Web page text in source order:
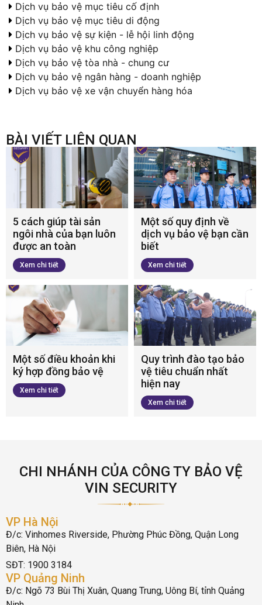
Dịch vụ bảo vệ mục tiêu cố định
Dịch vụ bảo vệ mục tiêu di động
Dịch vụ bảo vệ sự kiện - lễ hội linh động
Dịch vụ bảo vệ khu công nghiệp
Dịch vụ bảo vệ tòa nhà - chung cư
Dịch vụ bảo vệ ngân hàng - doanh nghiệp
Dịch vụ bảo vệ xe vận chuyển hàng hóa
BÀI VIẾT LIÊN QUAN
5 cách giúp tài sản
ngôi nhà của bạn luôn
được an toàn
Xem chi tiết
Một số quy định về
dịch vụ bảo vệ bạn cần
biết
Xem chi tiết
Một số điều khoản khi
ký hợp đồng bảo vệ
Xem chi tiết
Quy trình đào tạo bảo
vệ tiêu chuẩn nhất
hiện nay
Xem chi tiết
CHI NHÁNH CỦA CÔNG TY BẢO VỆ
VIN SECURITY
VP Hà Nội
Đ/c: Vinhomes Riverside, Phường Phúc Đồng, Quận Long
Biên, Hà Nội
SĐT: 1900 3184
VP Quảng Ninh
Đ/c: Ngõ 73 Bùi Thị Xuân, Quang Trung, Uông Bí, tỉnh Quảng